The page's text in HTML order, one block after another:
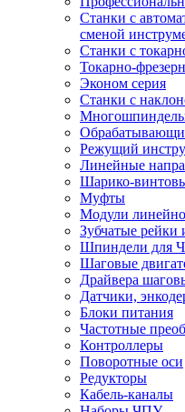
Станки с
сменой
Станки с
Токарно-
Эконом серия
Станки с
Режущий
Линейные
Шарико-
Муфты
Модули
Зубчатые рейки
Шпиндели для
Шаговые
Драйвера
Датчики,
Блоки питания
Частотные
Контроллеры
Поворотные оси
Редукторы
Кабель-каналы